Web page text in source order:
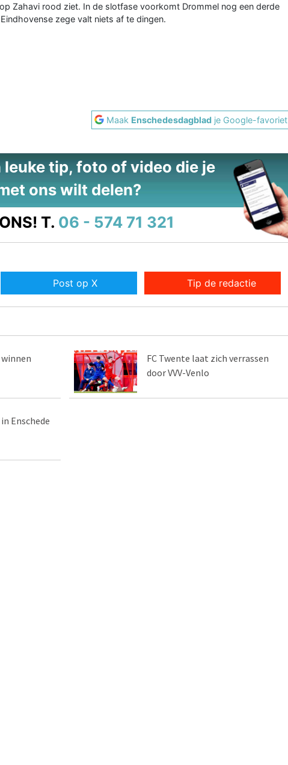
Zahavi rood ziet. In de slotfase voorkomt Drommel nog een derde
zege valt niets af te dingen.
Maak Enschedesdagblad je Google-favoriet
leuke tip, foto of video die je
ons wilt delen?
T. 06 - 574 71 321
Post op X Tip de redactie
FC Twente laat zich verrassen
door VVV-Venlo
Enschede